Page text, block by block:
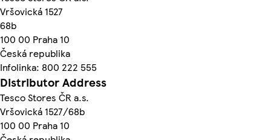
Vršovická 1527
68b
100 00 Praha 10
Česká republika
Infolinka: 800 222 555
Distributor Address
Tesco Stores ČR a.s.
Vršovická 1527/68b
100 00 Praha 10